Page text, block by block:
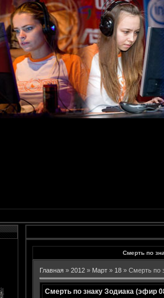
Смерть по
Главная » 2012 » Март » 18 » Смерть по
Смерть по знаку Зодиака (эфир